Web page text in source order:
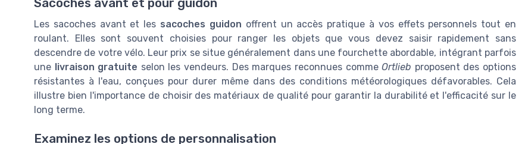
Sacoches avant et pour guidon
Les sacoches avant et les sacoches guidon offrent un accès pratique à vos effets personnels tout en
roulant. Elles sont souvent choisies pour ranger les objets que vous devez saisir rapidement sans
descendre de votre vélo. Leur prix se situe généralement dans une fourchette abordable, intégrant parfois
une livraison gratuite selon les vendeurs. Des marques reconnues commeOrtlieb proposent des options
résistantes à l'eau, conçues pour durer même dans des conditions météorologiques défavorables. Cela
illustre bien l'importance de choisir des matériaux de qualité pour garantir la durabilité et l'efficacité sur le
long terme.
Examinez les options de personnalisation